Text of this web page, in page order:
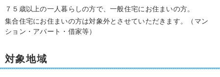
７５歳以上の一人暮らしの方で、一般住宅にお住まいの方。
集合住宅にお住まいの方は対象外とさせていただきます。（マン
ション・アパート・借家等）
対象地域